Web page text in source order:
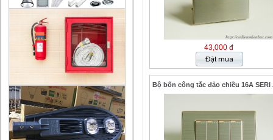
43,000 đ
Bộ bốn công tắc đảo chiều 16A SERI